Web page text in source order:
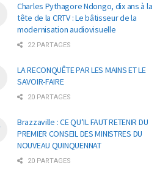
Charles Pythagore Ndongo, dix ans à la
tête de la CRTV : Le bâtisseur de la
modernisation audiovisuelle
22 PARTAGES
LA RECONQUÊTE PAR LES MAINS ET LE
SAVOIR-FAIRE
20 PARTAGES
Brazzaville : CE QU’IL FAUT RETENIR DU
PREMIER CONSEIL DES MINISTRES DU
NOUVEAU QUINQUENNAT
20 PARTAGES